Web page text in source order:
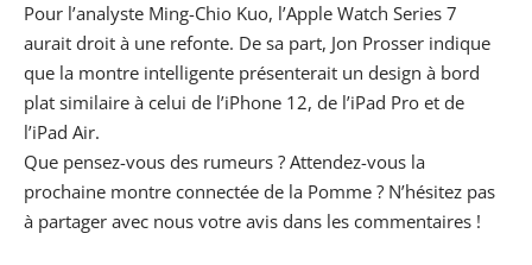
Pour l’analyste Ming-Chio Kuo, l’Apple Watch Series 7
aurait droit à une refonte. De sa part, Jon Prosser indique
que la montre intelligente présenterait un design à bord
plat similaire à celui de l’iPhone 12, de l’iPad Pro et de
l’iPad Air.
Que pensez-vous des rumeurs ? Attendez-vous la
prochaine montre connectée de la Pomme ? N’hésitez pas
à partager avec nous votre avis dans les commentaires !